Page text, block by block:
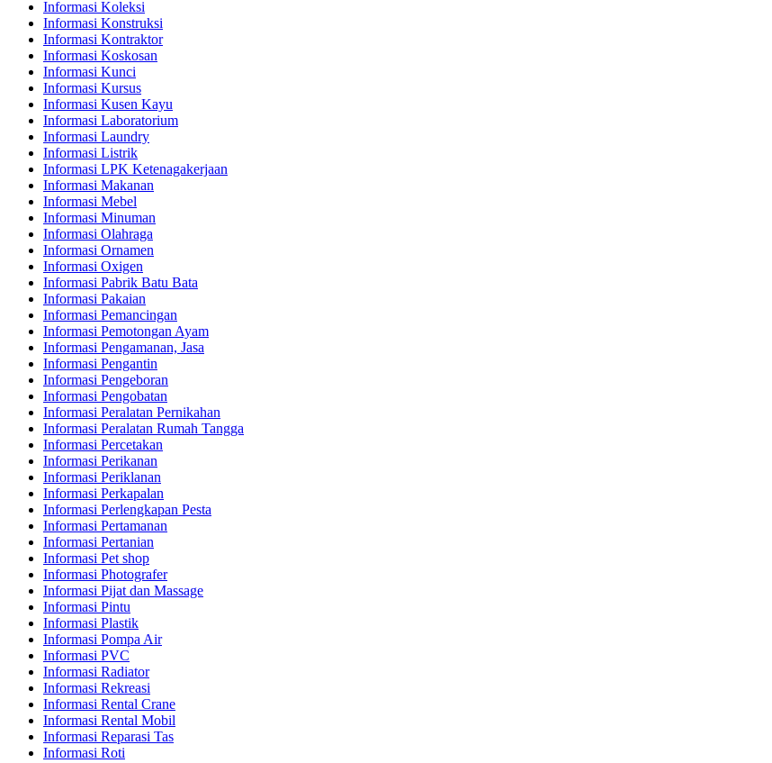
Informasi Koleksi
Informasi Konstruksi
Informasi Kontraktor
Informasi Koskosan
Informasi Kunci
Informasi Kursus
Informasi Kusen Kayu
Informasi Laboratorium
Informasi Laundry
Informasi Listrik
Informasi LPK Ketenagakerjaan
Informasi Makanan
Informasi Mebel
Informasi Minuman
Informasi Olahraga
Informasi Ornamen
Informasi Oxigen
Informasi Pabrik Batu Bata
Informasi Pakaian
Informasi Pemancingan
Informasi Pemotongan Ayam
Informasi Pengamanan, Jasa
Informasi Pengantin
Informasi Pengeboran
Informasi Pengobatan
Informasi Peralatan Pernikahan
Informasi Peralatan Rumah Tangga
Informasi Percetakan
Informasi Perikanan
Informasi Periklanan
Informasi Perkapalan
Informasi Perlengkapan Pesta
Informasi Pertamanan
Informasi Pertanian
Informasi Pet shop
Informasi Photografer
Informasi Pijat dan Massage
Informasi Pintu
Informasi Plastik
Informasi Pompa Air
Informasi PVC
Informasi Radiator
Informasi Rekreasi
Informasi Rental Crane
Informasi Rental Mobil
Informasi Reparasi Tas
Informasi Roti